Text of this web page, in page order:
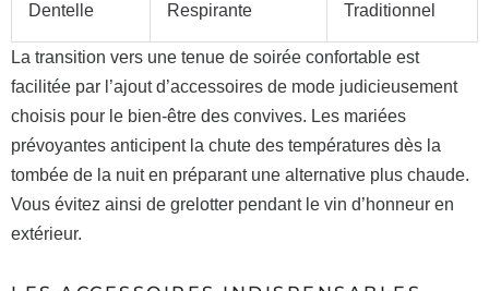
Dentelle Respirante Traditionnel
La transition vers une tenue de soirée confortable est
facilitée par l’ajout d’accessoires de mode judicieusement
choisis pour le bien-être des convives. Les mariées
prévoyantes anticipent la chute des températures dès la
tombée de la nuit en préparant une alternative plus chaude.
Vous évitez ainsi de grelotter pendant le vin d’honneur en
extérieur.